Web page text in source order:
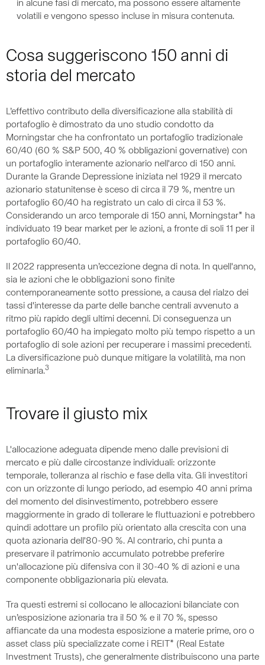
in alcune fasi di mercato, ma possono essere altamente
volatili e vengono spesso incluse in misura contenuta.
Cosa suggeriscono 150 anni di
storia del mercato
L’effettivo contributo della diversificazione alla stabilità di
portafoglio è dimostrato da uno studio condotto da
Morningstar che ha confrontato un portafoglio tradizionale
60/40 (60 % S&P 500, 40 % obbligazioni governative) con
un portafoglio interamente azionario nell'arco di 150 anni.
Durante la Grande Depressione iniziata nel 1929 il mercato
azionario statunitense è sceso di circa il 79 %, mentre un
portafoglio 60/40 ha registrato un calo di circa il 53 %.
Considerando un arco temporale di 150 anni, Morningstar* ha
individuato 19 bear market per le azioni, a fronte di soli 11 per il
portafoglio 60/40.
Il 2022 rappresenta un’eccezione degna di nota. In quell'anno,
sia le azioni che le obbligazioni sono finite
contemporaneamente sotto pressione, a causa del rialzo dei
tassi d'interesse da parte delle banche centrali avvenuto a
ritmo più rapido degli ultimi decenni. Di conseguenza un
portafoglio 60/40 ha impiegato molto più tempo rispetto a un
portafoglio di sole azioni per recuperare i massimi precedenti.
La diversificazione può dunque mitigare la volatilità, ma non
eliminarla.3
Trovare il giusto mix
L'allocazione adeguata dipende meno dalle previsioni di
mercato e più dalle circostanze individuali: orizzonte
temporale, tolleranza al rischio e fase della vita. Gli investitori
con un orizzonte di lungo periodo, ad esempio 40 anni prima
del momento del disinvestimento, potrebbero essere
maggiormente in grado di tollerare le fluttuazioni e potrebbero
quindi adottare un profilo più orientato alla crescita con una
quota azionaria dell'80-90 %. Al contrario, chi punta a
preservare il patrimonio accumulato potrebbe preferire
un'allocazione più difensiva con il 30-40 % di azioni e una
componente obbligazionaria più elevata.
Tra questi estremi si collocano le allocazioni bilanciate con
un’esposizione azionaria tra il 50 % e il 70 %, spesso
affiancate da una modesta esposizione a materie prime, oro o
asset class più specializzate come i REIT* (Real Estate
Investment Trusts), che generalmente distribuiscono una parte